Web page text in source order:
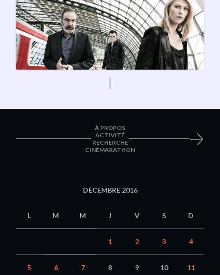
À PROPOS
ACTIVITÉ
RECHERCHE
CINÉMARATHON
DÉCEMBRE 2016
L M M J V S D
1 2 3 4
5 6 7 8 9 10 11